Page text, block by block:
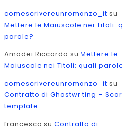
comescrivereunromanzo_it su
Mettere le Maiuscole nei Titoli:
parole?
Amadei Riccardo su Mettere le
Maiuscole nei Titoli: quali
comescrivereunromanzo_it su
Contratto di Ghostwriting –
template
francesco su Contratto di